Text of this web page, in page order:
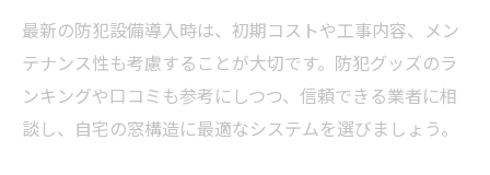
最新の防犯設備導入時は、初期コストや工事内容、メン
テナンス性も考慮することが大切です。防犯グッズのラ
ンキングや口コミも参考にしつつ、信頼できる業者に相
談し、自宅の窓構造に最適なシステムを選びましょう。